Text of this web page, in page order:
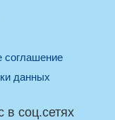
соглашение
данных
в соц.сетях